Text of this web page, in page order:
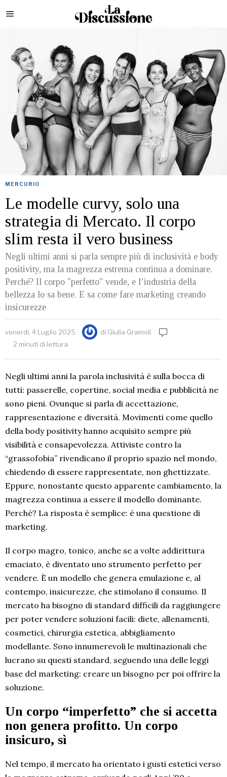
MERCURIO
Le modelle curvy, solo una
strategia di Mercato. Il corpo
slim resta il vero business
Negli ultimi anni si parla sempre più di inclusività e body
positivity, ma la magrezza estrema continua a dominare.
Perché? Il corpo "perfetto" vende, e l’industria della
bellezza lo sa bene. E sa come fare marketing creando
insicurezze
venerdì, 4 Luglio 2025 di Giulia Gramoli
2 minuti di lettura
Negli ultimi anni la parola inclusività è sulla bocca di
tutti: passerelle, copertine, social media e pubblicità ne
sono pieni. Ovunque si parla di accettazione,
rappresentazione e diversità. Movimenti come quello
della body positivity hanno acquisito sempre più
visibilità e consapevolezza. Attiviste contro la
“grassofobia” rivendicano il proprio spazio nel mondo,
chiedendo di essere rappresentate, non ghettizzate.
Eppure, nonostante questo apparente cambiamento, la
magrezza continua a essere il modello dominante.
Perché? La risposta è semplice: è una questione di
marketing.
Il corpo magro, tonico, anche se a volte addirittura
emaciato, è diventato uno strumento perfetto per
vendere. È un modello che genera emulazione e, al
contempo, insicurezze, che stimolano il consumo. Il
mercato ha bisogno di standard difficili da raggiungere
per poter vendere soluzioni facili: diete, allenamenti,
cosmetici, chirurgia estetica, abbigliamento
modellante. Sono innumerevoli le multinazionali che
lucrano su questi standard, seguendo una delle leggi
base del marketing: creare un bisogno per poi offrire la
soluzione.
Un corpo “imperfetto” che si accetta
non genera profitto. Un corpo
insicuro, sì
Nel tempo, il mercato ha orientato i gusti estetici verso